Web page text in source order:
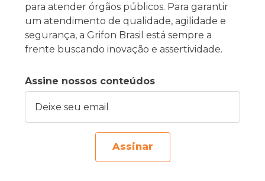
para atender órgãos públicos. Para garantir
um atendimento de qualidade, agilidade e
segurança, a Grifon Brasil está sempre a
frente buscando inovação e assertividade.
Assine nossos conteúdos
Assinar